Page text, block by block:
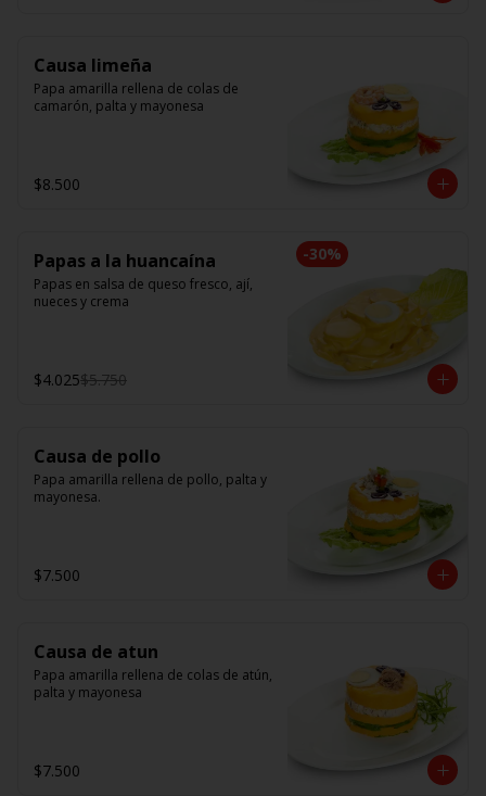
Causa limeña
Papa amarilla rellena de colas de
camarón, palta y mayonesa
$8.500
-30%
Papas a la huancaína
Papas en salsa de queso fresco, ají,
nueces y crema
$4.025$5.750
Causa de pollo
Papa amarilla rellena de pollo, palta y
mayonesa.
$7.500
Causa de atun
Papa amarilla rellena de colas de atún,
palta y mayonesa
$7.500